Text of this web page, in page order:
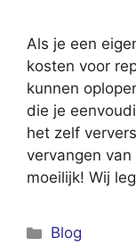
Als je een
kosten voor
kunnen
die je
het zelf
vervangen
moeilijk! Wij
Categorieën
Blog